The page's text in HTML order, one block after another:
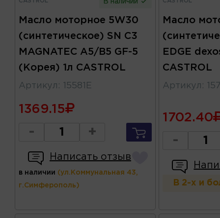
В наличии
Масло моторное 5W30
(синтетическое) SN C3
MAGNATEC A5/B5 GF-5
(Корея) 1л CASTROL
Артикул : 15581E
1369.15
- +
Написать отзыв
в наличии (ул.Коммунальная 43,
г.Симферополь)
Масло
EDGE
CASTROL
Артикул :
1702.40
-
В 2-х и